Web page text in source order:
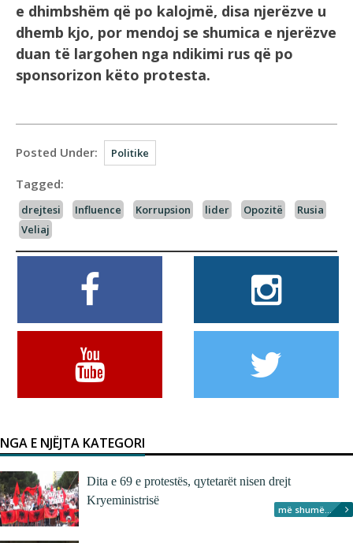
e dhimbshëm që po kalojmë, disa njerëzve u
dhemb kjo, por mendoj se shumica e njerëzve
duan të largohen nga ndikimi rus që po
sponsorizon këto protesta.
Posted Under: Politike
Tagged:
drejtesi Influence Korrupsion lider Opozitë
Rusia
Veliaj
NGA E NJËJTA KATEGORI
Dita e 69 e protestës, qytetarët nisen drejt
Kryeministrisë
më shumë...